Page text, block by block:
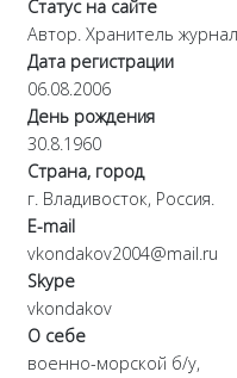
Статус на сайте
Автор. Хранитель
Дата регистрации
06.08.2006
День рождения
30.8.1960
Страна, город
г. Владивосток, Россия.
E-mail
vkondakov2004@mail.ru
Skype
vkondakov
О себе
военно-морской б/у,